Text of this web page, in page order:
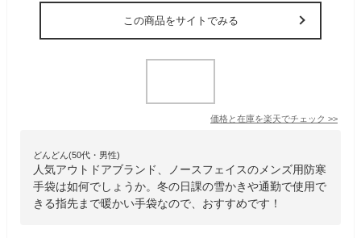
この商品をサイトでみる
価格と在庫を楽天でチェック >>
どんどん(50代・男性)
人気アウトドアブランド、ノースフェイスのメンズ用防寒
手袋は如何でしょうか。冬の日課の雪かきや通勤で使用で
きる指先まで暖かい手袋なので、おすすめです！